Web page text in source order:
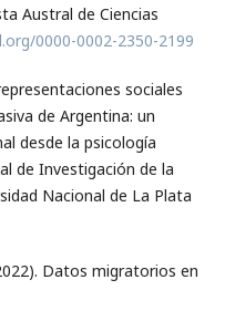
Austral de Ciencias
0000-0002-2350-2199
sociales
de Argentina: un
desde la psicología
de Investigación de la
Nacional de La Plata
Datos migratorios en